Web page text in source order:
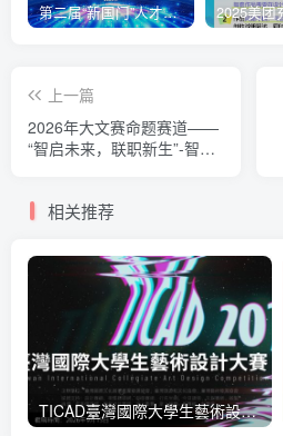
第二届“新国门”人才创新创业大赛项目征集公告
上一篇
2026年大文赛命题赛道——
“智启未来，联职新生”-智联
相关推荐
TICAD臺灣國際大學生藝術設計大賽